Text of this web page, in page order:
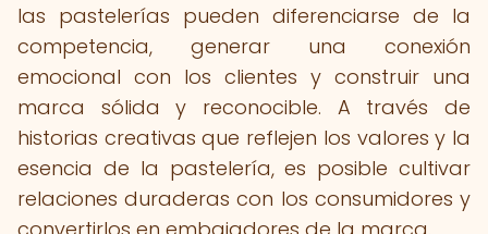
las pastelerías pueden diferenciarse de la
competencia, generar una conexión
emocional con los clientes y construir una
marca sólida y reconocible. A través de
historias creativas que reflejen los valores y la
esencia de la pastelería, es posible cultivar
relaciones duraderas con los consumidores y